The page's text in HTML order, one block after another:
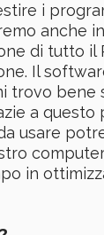
i
anche
di tutto il
Il
trovo bene
a
usare
in